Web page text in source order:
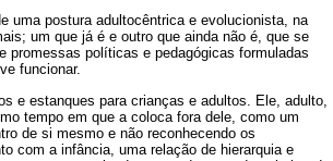
uma postura adultocêntrica e evolucionista, na
um que já é e outro que ainda não é, que se
promessas políticas e pedagógicas formuladas
funcionar.
e estanques para crianças e adultos. Ele, adulto,
tempo em que a coloca fora dele, como um
de si mesmo e não reconhecendo os
com a infância, uma relação de hierarquia e